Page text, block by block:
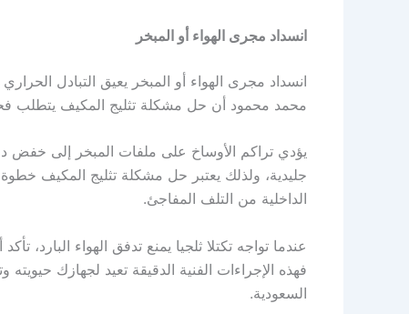
انسداد مجرى الهواء أو المبخر
انسداد مجرى الهواء أو المبخر يعيق التبادل
محمد محمود أن حل مشكلة تثليج المكيف يتطلب
يؤدي تراكم الأوساخ على ملفات المبخر إلى خفض
جليدية، ولذلك يعتبر حل مشكلة تثليج المكيف خطوة
الداخلية من التلف المفاجئ.
عندما تواجه تكتلا ثلجيا يمنع تدفق الهواء
فهذه الإجراءات الفنية الدقيقة تعيد لجهازك
السعودية.